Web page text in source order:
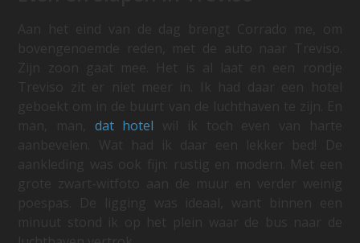
Aan het eind van de dag brengt Corrado me, om
bovengenoemde reden, met de auto naar Treviso.
Zijn zoon gaat mee. Het is al laat en een rondje
geboekt om in de buurt van de luchthaven te zijn. En
dat hotel
aanbevelen. Wat had ik daar een lekker bed! De
aankleding was ook fijn: rustig en modern. Met een
grote zwart-witfoto aan de muur en verder weinig
poespas. De ligging was ideaal, want binnen een